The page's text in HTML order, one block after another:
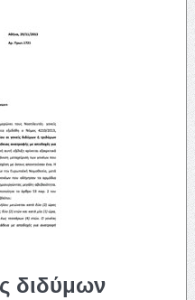
διδύμων